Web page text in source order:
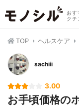
おす
クチ
TOP ヘルスケア
sachiii
3.00
お手頃価格の